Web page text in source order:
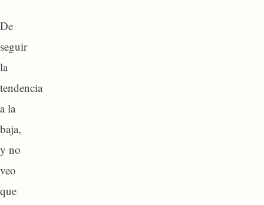
De
seguir
la
tendencia
a la
baja,
y no
veo
que